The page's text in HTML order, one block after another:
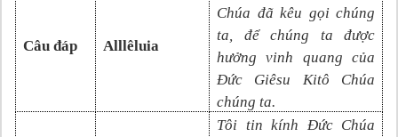
Câu đáp Alllêluia
Chúa đã kêu gọi chúng
ta, để chúng ta được
hưởng vinh quang của
Đức Giêsu Kitô Chúa
chúng ta.
Tôi tin kính Đức Chúa